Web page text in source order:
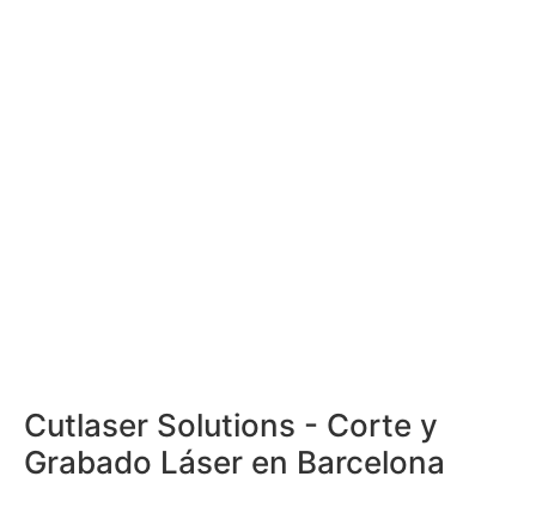
Cutlaser Solutions - Corte y
Grabado Láser en Barcelona